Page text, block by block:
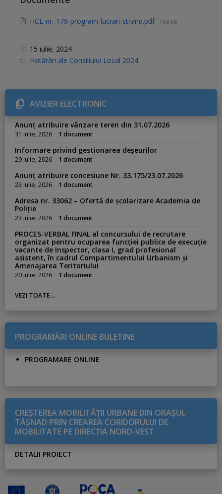
HCL-nr.-179-program-lucrari-strand.pdf 168 kB
15 iulie, 2024
C
r
i
e
s
Hotărâri ale Consiliului Local 2024
AVIZIER ELECTRONIC
Anunț atribuire vânzare teren din 31.07.2026
31 iulie, 2026 1 document
Informare privind gestionarea deșeurilor
29 iulie, 2026 1 document
Anunț atribuire concesiune Nr. 33.175/23.07.2026
23 iulie, 2026 1 document
Adresa nr. 33062 – Ofertă de școlarizare Academia de
Poliție
23 iulie, 2026 1 document
PROCES-VERBAL FINAL al concursului de recrutare
organizat pentru ocuparea funcției publice de execuție
vacante de Inspector, clasa I, grad profesional
asistent, în cadrul Compartimentului Urbanism și
Amenajarea Teritoriului
20 iulie, 2026 1 document
VEZI TOATE ...
PROGRAMĂRI ONLINE BULETINE
PROGRAMARE ONLINE
CREŞTEREA MOBILITĂŢII URBANE DIN ORAŞUL
TĂŞNAD PRIN CREAREA CORIDORULUI DE
MOBILITATE PE DIRECŢIA NORD-VEST
DETALII PROIECT